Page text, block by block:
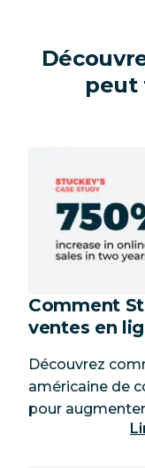
peut
Comment
ventes en
Découvrez
américaine de
pour